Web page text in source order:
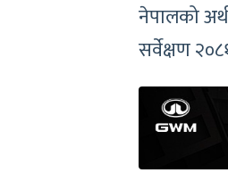
नेपालको
सर्वेक्षण